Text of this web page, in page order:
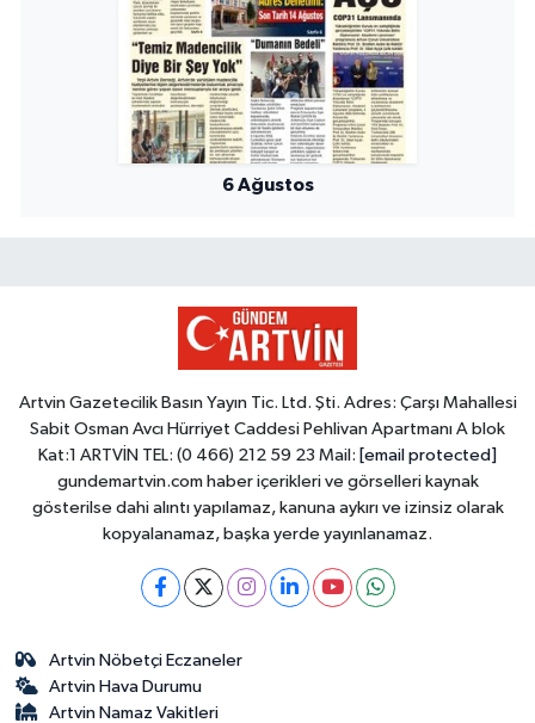
6 Ağustos
Artvin Gazetecilik Basın Yayın Tic. Ltd. Şti. Adres: Çarşı Mahallesi
Sabit Osman Avcı Hürriyet Caddesi Pehlivan Apartmanı A blok
Kat:1 ARTVİN TEL: (0 466) 212 59 23 Mail: [email protected]
gundemartvin.com haber içerikleri ve görselleri kaynak
gösterilse dahi alıntı yapılamaz, kanuna aykırı ve izinsiz olarak
kopyalanamaz, başka yerde yayınlanamaz.
Artvin Nöbetçi Eczaneler
Artvin Hava Durumu
Artvin Namaz Vakitleri